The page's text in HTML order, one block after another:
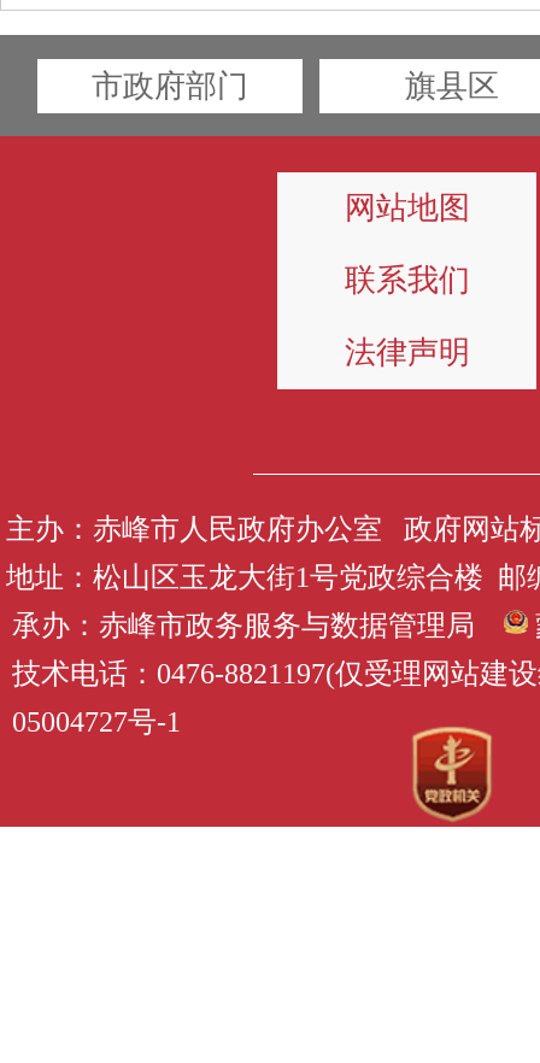
市政府部门 旗县区
网站地图
联系我们
法律声明
主办：赤峰市人民政府办公室 政府网站
地址：松山区玉龙大街1号党政综合楼 邮
承办：赤峰市政务服务与数据管理局
技术电话：0476-8821197(仅受理网站建
05004727号-1